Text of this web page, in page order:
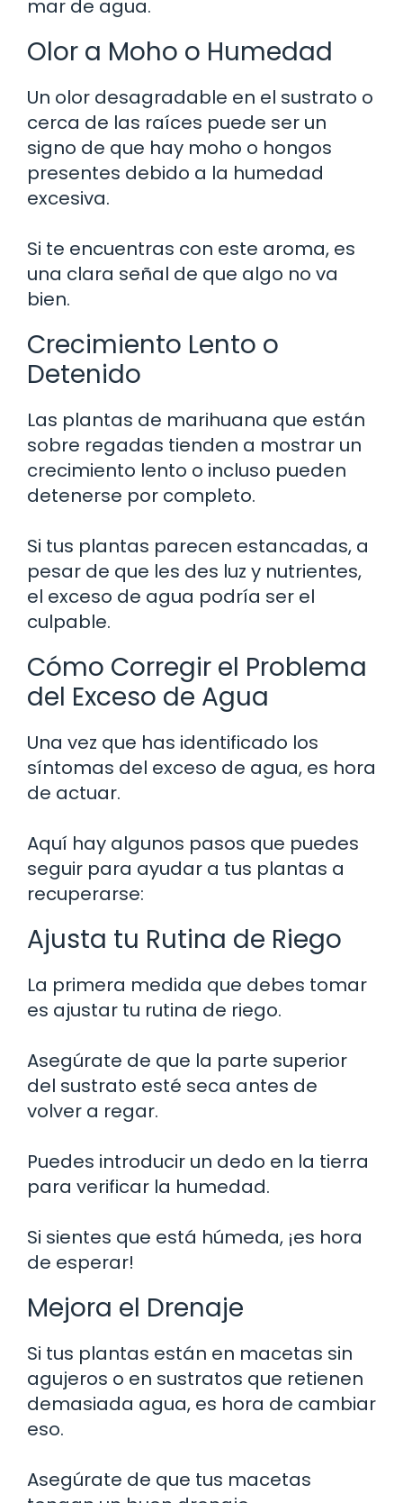
mar de agua.
Olor a Moho o Humedad
Un olor desagradable en el sustrato o
cerca de las raíces puede ser un
signo de que hay moho o hongos
presentes debido a la humedad
excesiva.
Si te encuentras con este aroma, es
una clara señal de que algo no va
bien.
Crecimiento Lento o
Detenido
Las plantas de marihuana que están
sobre regadas tienden a mostrar un
crecimiento lento o incluso pueden
detenerse por completo.
Si tus plantas parecen estancadas, a
pesar de que les des luz y nutrientes,
el exceso de agua podría ser el
culpable.
Cómo Corregir el Problema
del Exceso de Agua
Una vez que has identificado los
síntomas del exceso de agua, es hora
de actuar.
Aquí hay algunos pasos que puedes
seguir para ayudar a tus plantas a
recuperarse:
Ajusta tu Rutina de Riego
La primera medida que debes tomar
es ajustar tu rutina de riego.
Asegúrate de que la parte superior
del sustrato esté seca antes de
volver a regar.
Puedes introducir un dedo en la tierra
para verificar la humedad.
Si sientes que está húmeda, ¡es hora
de esperar!
Mejora el Drenaje
Si tus plantas están en macetas sin
agujeros o en sustratos que retienen
demasiada agua, es hora de cambiar
eso.
Asegúrate de que tus macetas